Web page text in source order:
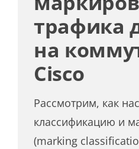
трафика
на
Cisco
Рассмотрим, как
классификацию и
(marking